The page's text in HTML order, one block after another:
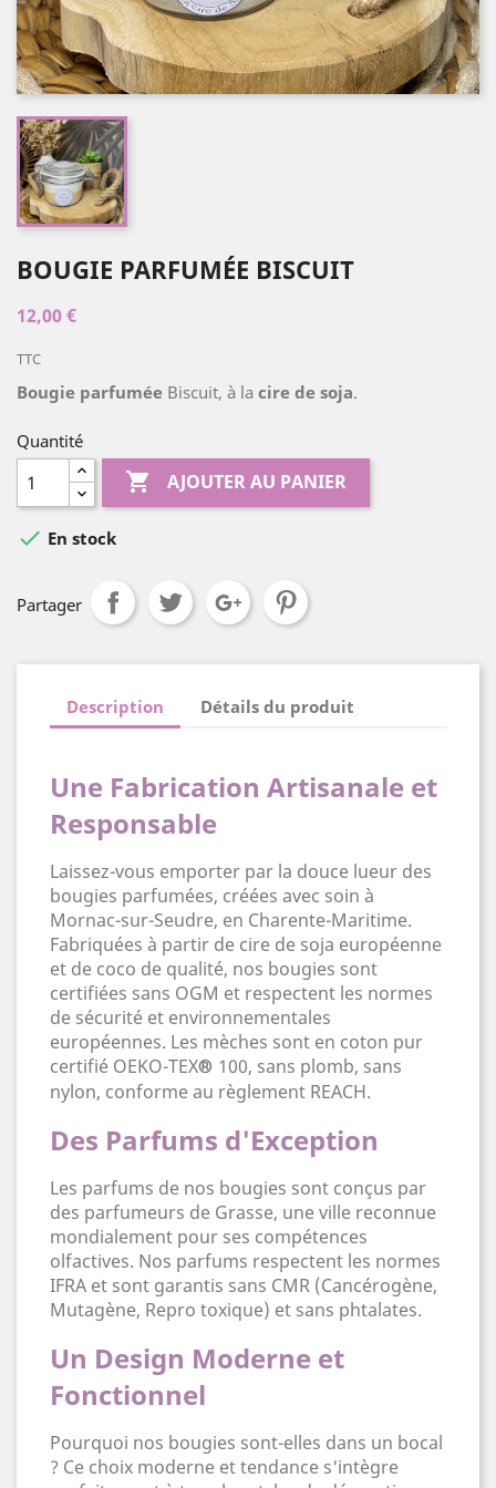
BOUGIE PARFUMÉE BISCUIT
12,00 €
TTC
Bougie parfumée Biscuit, à la cire de soja.
Quantité
 AJOUTER AU PANIER
 En stock
Partager
Description Détails du produit
Une Fabrication Artisanale et
Responsable
Laissez-vous emporter par la douce lueur des
bougies parfumées, créées avec soin à
Mornac-sur-Seudre, en Charente-Maritime.
Fabriquées à partir de cire de soja européenne
et de coco de qualité, nos bougies sont
certifiées sans OGM et respectent les normes
de sécurité et environnementales
européennes. Les mèches sont en coton pur
certifié OEKO-TEX® 100, sans plomb, sans
nylon, conforme au règlement REACH.
Des Parfums d'Exception
Les parfums de nos bougies sont conçus par
des parfumeurs de Grasse, une ville reconnue
mondialement pour ses compétences
olfactives. Nos parfums respectent les normes
IFRA et sont garantis sans CMR (Cancérogène,
Mutagène, Repro toxique) et sans phtalates.
Un Design Moderne et
Fonctionnel
Pourquoi nos bougies sont-elles dans un bocal
? Ce choix moderne et tendance s'intègre